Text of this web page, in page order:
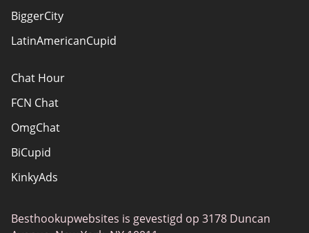
BiggerCity
LatinAmericanCupid
Chat Hour
FCN Chat
OmgChat
BiCupid
KinkyAds
Together2Night
Besthookupwebsites is gevestigd op 3178 Duncan